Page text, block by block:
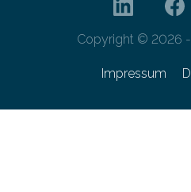
Copyright © 2026
Impressum